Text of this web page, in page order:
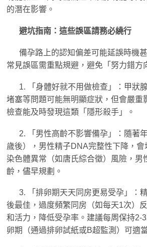
的潛在影響。
避坑指南：這些誤區請務必繞行
備孕路上的認知偏差可能延誤時機
常見誤區需重點規避，避免「努力錯方
1. 「身體好就不用做檢查」：甲狀
堵塞等問題可能無明顯症狀，但會嚴重
檢查能及時發現這類「隱形殺手」。
2. 「男性高齡不影響備孕」：隨著
歲後），男性精子DNA完整性下降，
染色體異常（如唐氏綜合徵）風險，男
齡，儘早規劃。
3. 「排卵期天天同房更易受孕」：
後最佳，過度頻繁同房（如每天1次）
和活力，降低受孕率。建議每周保持2-
卵期（通過排卵試紙或B超監測）可適